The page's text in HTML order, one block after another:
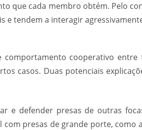
que cada membro obtém. Pelo
e tendem a interagir
comportamento cooperativo entre
casos. Duas potenciais
e defender presas de outras
presas de grande porte, como